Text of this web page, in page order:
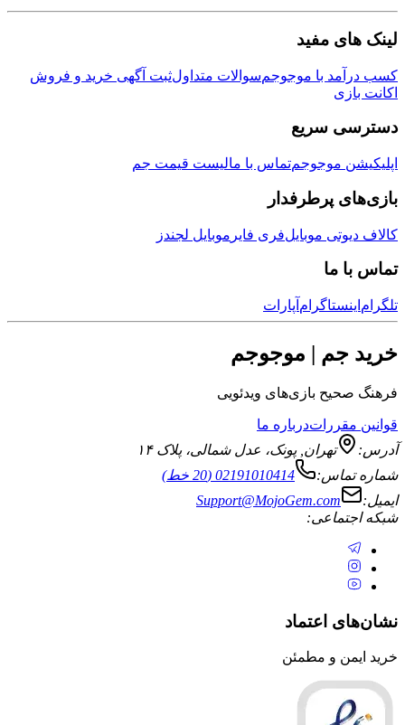
مفید
با موجوجم سوالات متداولثبت آگهی خرید و فروش
سریع
موجوجم تماس با مالیست قیمت جم
پرطرفدار
موبایلفری فایرموبایل لجندز
ما
آپارات
جم | موجوجم
بازی‌های ویدئویی
درباره ما
تهران ,پونک، عدل شمالی، پلاک ۱۴
02191010414 (20 خط)
Support@MojoGem.com
اعتماد
و مطمئن